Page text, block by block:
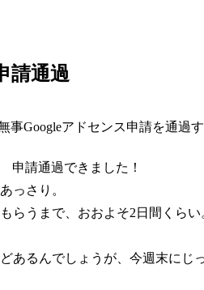
請通過
事Googleアドセンス申請を通過
申請通過できました！
っさり。
らうまで、おおよそ2日間くらい
あるんでしょうが、今週末にじ